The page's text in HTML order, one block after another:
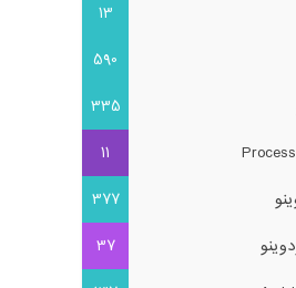
13
590
335
11
377
37